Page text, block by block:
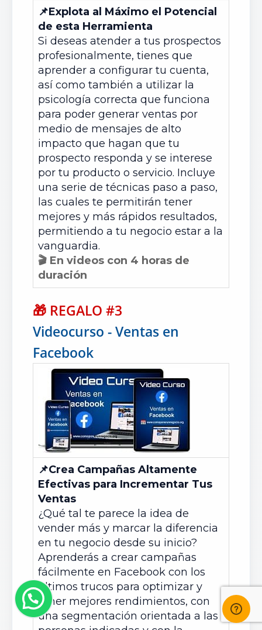
📌Explota al Máximo el Potencial
de esta Herramienta
Si deseas atender a tus prospectos
profesionalmente, tienes que
aprender a configurar tu cuenta,
así como también a utilizar la
psicología correcta que funciona
para poder generar ventas por
medio de mensajes de alto
impacto que hagan que tu
prospecto responda y se interese
por tu producto o servicio. Incluye
una serie de técnicas paso a paso,
las cuales te permitirán tener
mejores y más rápidos resultados,
permitiendo a tu negocio estar a la
vanguardia.
🎬 En videos con 4 horas de
duración
🎁 REGALO #3
Videocurso - Ventas en
Facebook
📌Crea Campañas Altamente
Efectivas para Incrementar Tus
Ventas
¿Qué tal te parece la idea de
vender más y marcar la diferencia
en tu negocio desde su inicio?
Aprenderás a crear campañas
fácilmente en Facebook con los
últimos trucos para optimizar y
tener mejores rendimientos, con
una segmentación orientada a las